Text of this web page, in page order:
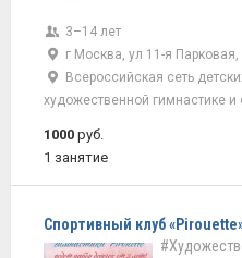
3–14 лет
г Москва, ул 11-я Парковая,
Всероссийская сеть
художественной гимнастике и
1000 руб.
1 занятие
Спортивный клуб